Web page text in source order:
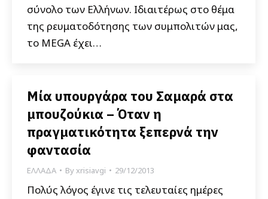
σύνολο των Ελλήνων. Ιδιαιτέρως στο θέμα
της ρευματοδότησης των συμπολιτών μας,
το MEGA έχει…
Μία υπουργάρα του Σαμαρά στα
μπουζούκια – Όταν η
πραγματικότητα ξεπερνά την
φαντασία
ΕΛΛΑΔΑ Byxrisiavgi 29/12/2013
Πολύς λόγος έγινε τις τελευταίες ημέρες